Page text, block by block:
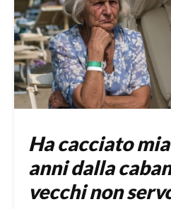
Ha cacciato
anni dalla
vecchi non